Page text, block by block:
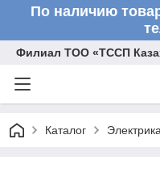
По наличию
Филиал ТОО «ТССП
Каталог